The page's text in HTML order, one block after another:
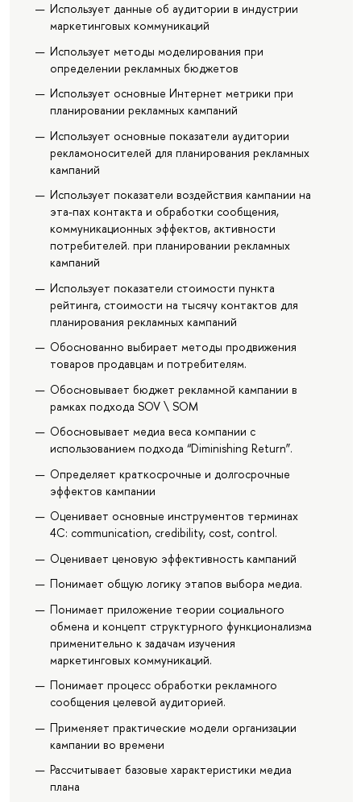
Использует данные об аудитории в индустрии
маркетинговых коммуникаций
Использует методы моделирования при
определении рекламных бюджетов
Использует основные Интернет метрики при
планировании рекламных кампаний
Использует основные показатели аудитории
рекламоносителей для планирования рекламных
кампаний
Использует показатели воздействия кампании на
эта-пах контакта и обработки сообщения,
коммуникационных эффектов, активности
потребителей. при планировании рекламных
кампаний
Использует показатели стоимости пункта
рейтинга, стоимости на тысячу контактов для
планирования рекламных кампаний
Обоснованно выбирает методы продвижения
товаров продавцам и потребителям.
Обосновывает бюджет рекламной кампании в
рамках подхода SOV \ SOM
Обосновывает медиа веса компании с
использованием подхода “Diminishing Return”.
Определяет краткосрочные и долгосрочные
эффектов кампании
Оценивает основные инструментов терминах
4C: communication, credibility, cost, control.
Оценивает ценовую эффективность кампаний
Понимает общую логику этапов выбора медиа.
Понимает приложение теории социального
обмена и концепт структурного функционализма
применительно к задачам изучения
маркетинговых коммуникаций.
Понимает процесс обработки рекламного
сообщения целевой аудиторией.
Применяет практические модели организации
кампании во времени
Рассчитывает базовые характеристики медиа
плана